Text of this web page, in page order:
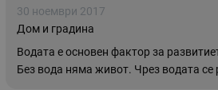
30 ноември 2017
Дом и градина
Водата е основен фактор за
Без вода няма живот. Чрез водата се